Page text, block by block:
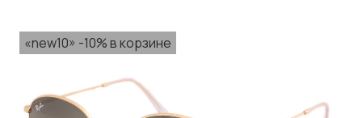
«new10» -10% в корзине